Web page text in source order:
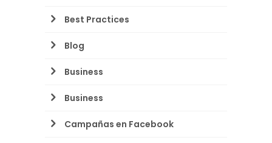
Best Practices
Blog
Business
Business
Campañas en Facebook